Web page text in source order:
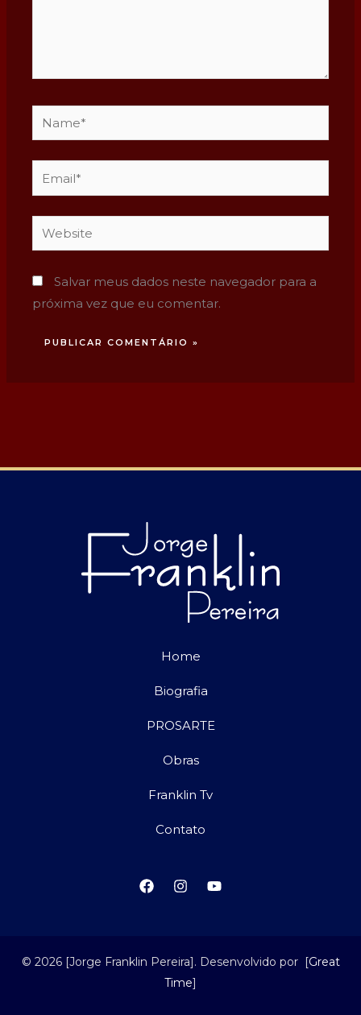
Name*
Email*
Website
Salvar meus dados neste navegador para a
próxima vez que eu comentar.
Home
Biografia
PROSARTE
Obras
Franklin Tv
Contato
© 2026 [Jorge Franklin Pereira]. Desenvolvido por [Great
Time]